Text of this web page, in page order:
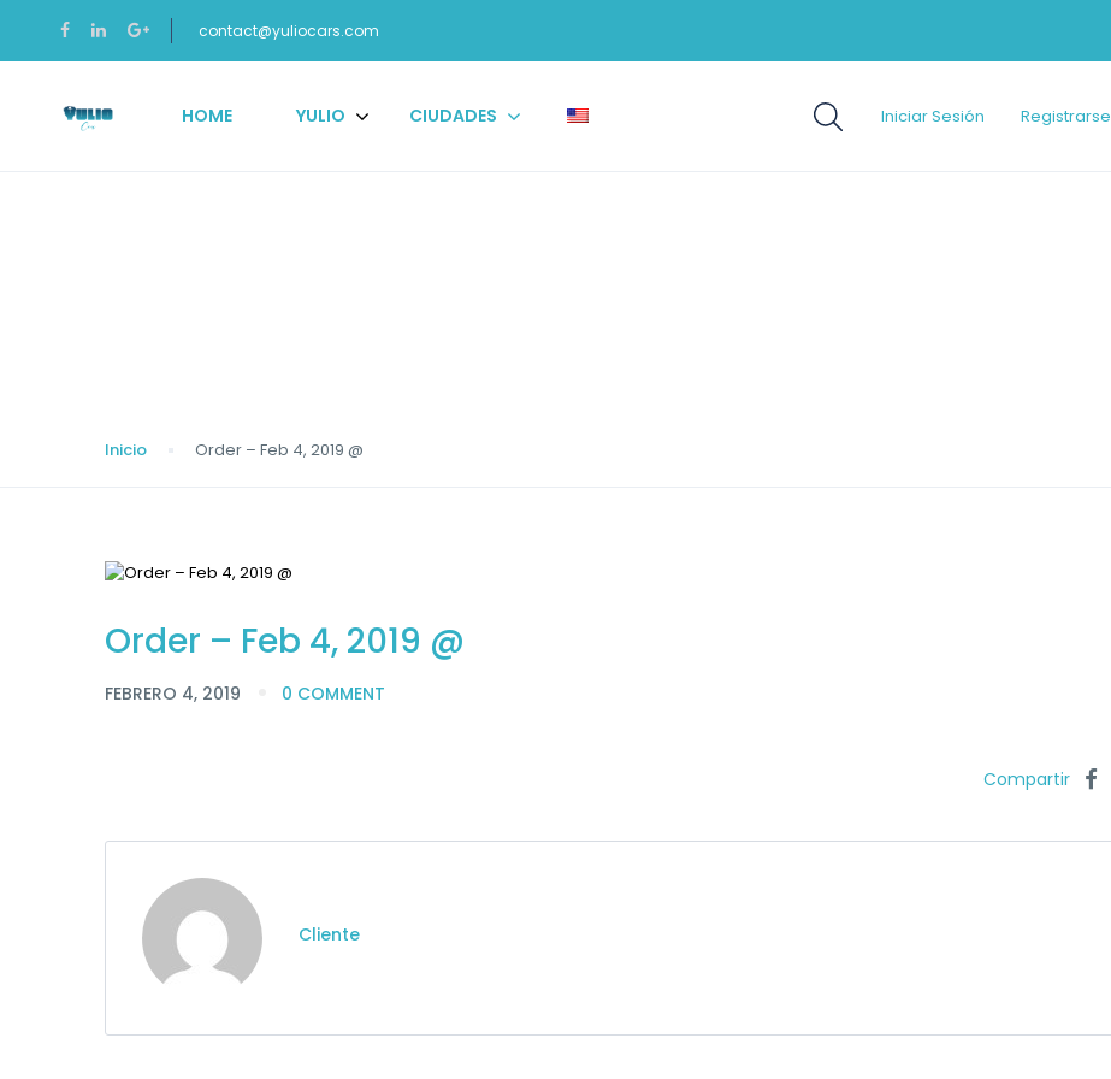
contact@yuliocars.com
HOME YULIO CIUDADES Iniciar Sesión Registrarse
Inicio Order – Feb 4, 2019 @
Order – Feb 4, 2019 @
FEBRERO 4, 2019 0 COMMENT
Compartir
Cliente